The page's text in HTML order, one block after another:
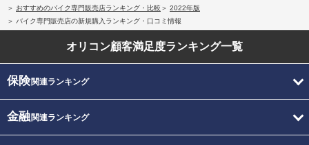
おすすめのバイク専門販売店ランキング・比較
2022年版
バイク専門販売店の新規購入ランキング・口コミ情報
オリコン顧客満足度ランキング一覧
保険関連ランキング
金融関連ランキング